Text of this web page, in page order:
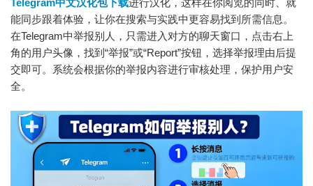
能同步跟着体验，让你在搜索与实践中更容易找到所需信息。
在Telegram中举报别人，只需进入对方的聊天窗口，点击右上
角的用户头像，找到“举报”或“Report”按钮，选择举报理由后提
交即可。系统会根据你的举报内容进行审核处理，保护用户安
全。